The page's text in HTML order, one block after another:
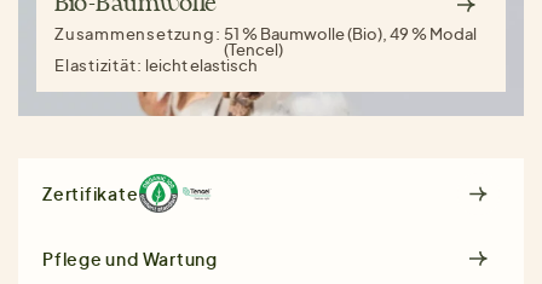
Zusammensetzung: 51 % Baumwolle (Bio), 49 % Modal
(Tencel)
Elastizität: leicht elastisch
Zertifikate
Pflege und Wartung